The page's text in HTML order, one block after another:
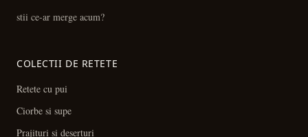
stii ce-ar merge acum?
COLECTII DE RETETE
Retete cu pui
Ciorbe si supe
Prajituri si deserturi